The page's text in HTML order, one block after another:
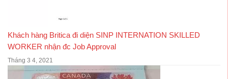
Khách hàng Britica đi diện SINP INTERNATION SKILLED
WORKER nhận đc Job Approval
Tháng 3 4, 2021